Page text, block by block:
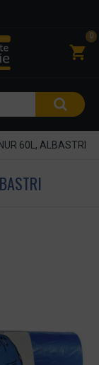
0
60L, ALBASTRI